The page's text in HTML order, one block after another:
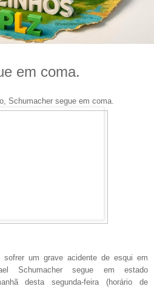
em coma.
Schumacher segue em coma.
sofrer um grave acidente de esqui em
Schumacher segue em estado
desta segunda-feira (horário de